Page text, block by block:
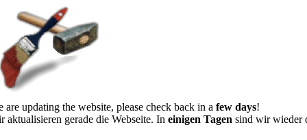
are updating the website, please check back in a few days!
aktualisieren gerade die Webseite. In einigen Tagen sind wir wieder